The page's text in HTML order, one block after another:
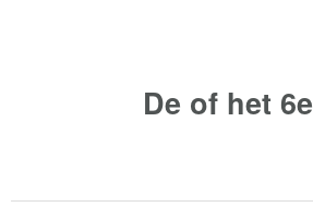
De of het